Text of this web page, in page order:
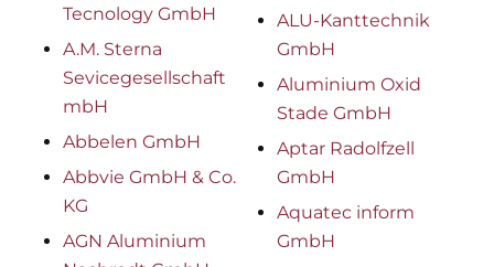
Tecnology GmbH
A.M. Sterna
Sevicegesellschaft
mbH
Abbelen GmbH
Abbvie GmbH & Co.
KG
AGN Aluminium
ALU-Kanttechnik
GmbH
Aluminium Oxid
Stade GmbH
Aptar Radolfzell
GmbH
Aquatec inform
GmbH